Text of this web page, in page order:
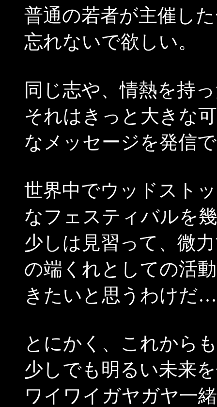
普通の若者が主催し
忘れないで欲しい。
同じ志や、情熱を持
それはきっと大きな
なメッセージを発信
世界中でウッドスト
なフェスティバルを
少しは見習って、微
の端くれとしての活
きたいと思うわけだ
とにかく、これから
少しでも明るい未来
ワイワイガヤガヤ一